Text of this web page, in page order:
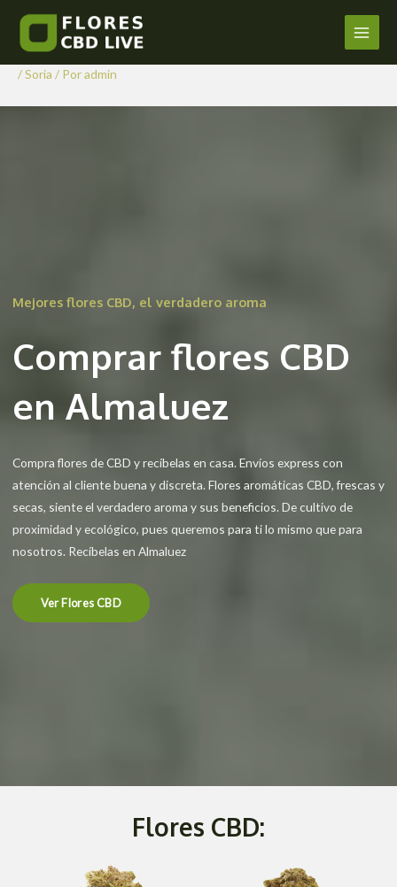
contenido
Main
Comprar Flores CBD en
Almaluez
/Soria / Poradmin
Mejores flores CBD, el verdadero aroma
Comprar flores CBD
en Almaluez
Compra flores de CBD y recíbelas en casa. Envíos express con
atención al cliente buena y discreta. Flores aromáticas CBD, frescas y
secas, siente el verdadero aroma y sus beneficios. De cultivo de
proximidad y ecológico, pues queremos para ti lo mismo que para
nosotros. Recíbelas en Almaluez
Ver Flores CBD
Flores CBD: